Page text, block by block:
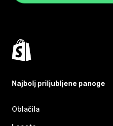
Najbolj priljubljene panoge
Oblačila